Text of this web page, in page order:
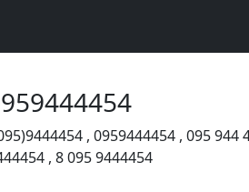
, 0959444454 , 095 944
, 8 095 9444454